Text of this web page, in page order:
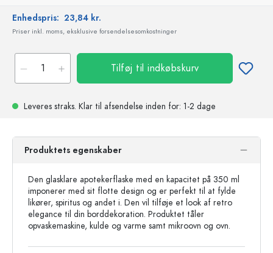
Enhedspris: 23,84 kr.
Priser inkl. moms, eksklusive forsendelsesomkostninger
Tilføj til indkøbskurv
Leveres straks. Klar til afsendelse inden for: 1-2 dage
Produktets egenskaber
Den glasklare apotekerflaske med en kapacitet på 350 ml
imponerer med sit flotte design og er perfekt til at fylde
likører, spiritus og andet i. Den vil tilføje et look af retro
elegance til din borddekoration. Produktet tåler
opvaskemaskine, kulde og varme samt mikroovn og ovn.